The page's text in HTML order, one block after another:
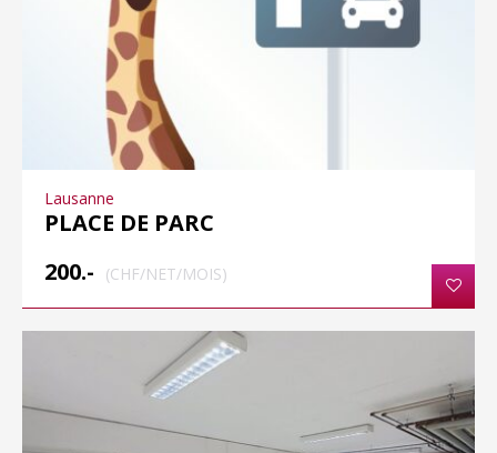
Lausanne
PLACE DE PARC
200.-
(CHF/NET/MOIS)